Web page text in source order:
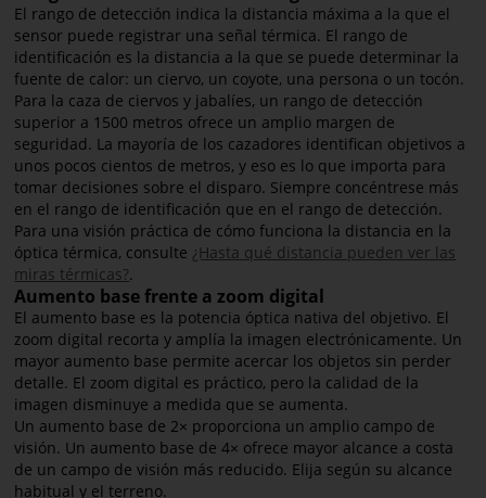
El rango de detección indica la distancia máxima a la que el
sensor puede registrar una señal térmica. El rango de
identificación es la distancia a la que se puede determinar la
fuente de calor: un ciervo, un coyote, una persona o un tocón.
Para la caza de ciervos y jabalíes, un rango de detección
superior a 1500 metros ofrece un amplio margen de
seguridad. La mayoría de los cazadores identifican objetivos a
unos pocos cientos de metros, y eso es lo que importa para
tomar decisiones sobre el disparo. Siempre concéntrese más
en el rango de identificación que en el rango de detección.
Para una visión práctica de cómo funciona la distancia en la
óptica térmica, consulte ¿Hasta qué distancia pueden ver las
miras térmicas?.
Aumento base frente a zoom digital
El aumento base es la potencia óptica nativa del objetivo. El
zoom digital recorta y amplía la imagen electrónicamente. Un
mayor aumento base permite acercar los objetos sin perder
detalle. El zoom digital es práctico, pero la calidad de la
imagen disminuye a medida que se aumenta.
Un aumento base de 2× proporciona un amplio campo de
visión. Un aumento base de 4× ofrece mayor alcance a costa
de un campo de visión más reducido. Elija según su alcance
habitual y el terreno.